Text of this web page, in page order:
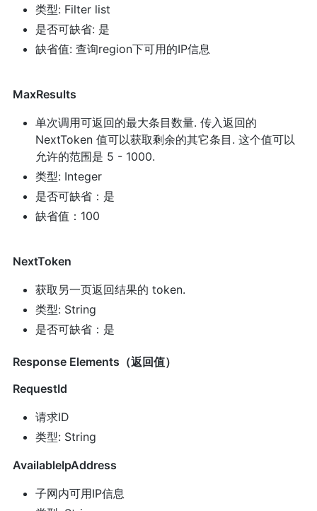
类型: Filter list
是否可缺省: 是
缺省值: 查询region下可用的IP信息
MaxResults
单次调用可返回的最大条目数量. 传入返回的
NextToken 值可以获取剩余的其它条目. 这个值可以
允许的范围是 5 - 1000.
类型: Integer
是否可缺省：是
缺省值：100
NextToken
获取另一页返回结果的 token.
类型: String
是否可缺省：是
Response Elements（返回值）
RequestId
请求ID
类型: String
AvailableIpAddress
子网内可用IP信息